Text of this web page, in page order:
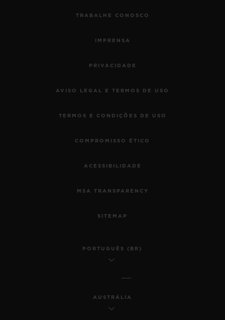
TRABALHE CONOSCO
IMPRENSA
PRIVACIDADE
AVISO LEGAL E TERMOS DE USO
TERMOS E CONDIÇÕES DE USO
COMPROMISSO ÉTICO
ACESSIBILIDADE
MSA TRANSPARENCY
SITEMAP
PORTUGUÊS (BR)
AUSTRÁLIA